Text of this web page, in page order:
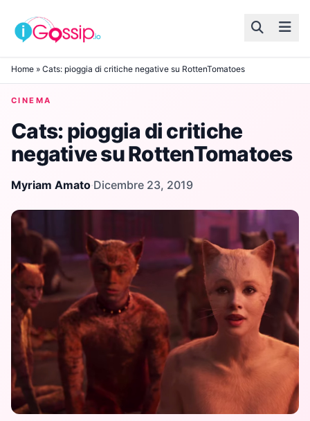
Skip to content
Home » Cats: pioggia di critiche negative su RottenTomatoes
CINEMA
Cats: pioggia di critiche
negative su RottenTomatoes
Myriam Amato·Dicembre 23, 2019